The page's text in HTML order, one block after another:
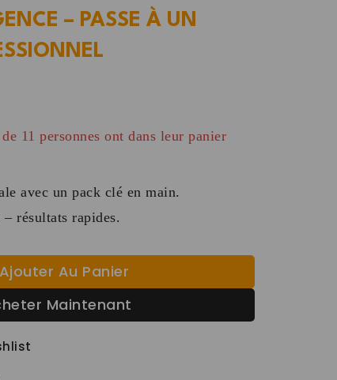
– PASSE À UN
cours des dernières 20 heures
11 personnes ont dans leur panier
avec un pack clé en main.
résultats rapides.
Ajouter Au Panier
Maintenant